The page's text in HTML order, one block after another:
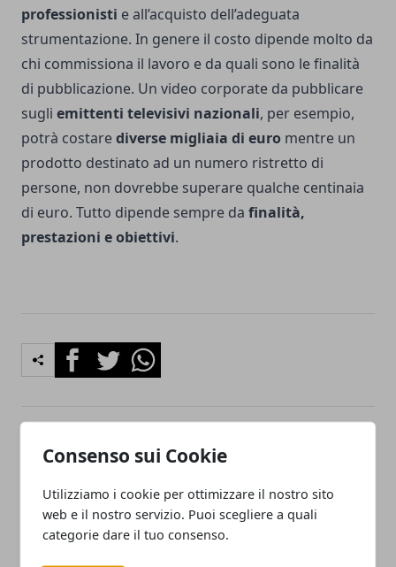
Consenso sui Cookie
Utilizziamo i cookie per ottimizzare il nostro sito
web e il nostro servizio. Puoi scegliere a quali
categorie dare il tuo consenso.
professionisti e all’acquisto dell’adeguata
strumentazione. In genere il costo dipende molto da
chi commissiona il lavoro e da quali sono le finalità
di pubblicazione. Un video corporate da pubblicare
sugli emittenti televisivi nazionali, per esempio,
potrà costarediverse migliaia di euro mentre un
prodotto destinato ad un numero ristretto di
persone, non dovrebbe superare qualche centinaia
di euro. Tutto dipende sempre da finalità,
prestazioni e obiettivi.
FacebookTwitterWhatsapp
Articolo Precedente
storia lunga oltre mezzo
secolo ricca di nomi
blasonati
pelle del viso